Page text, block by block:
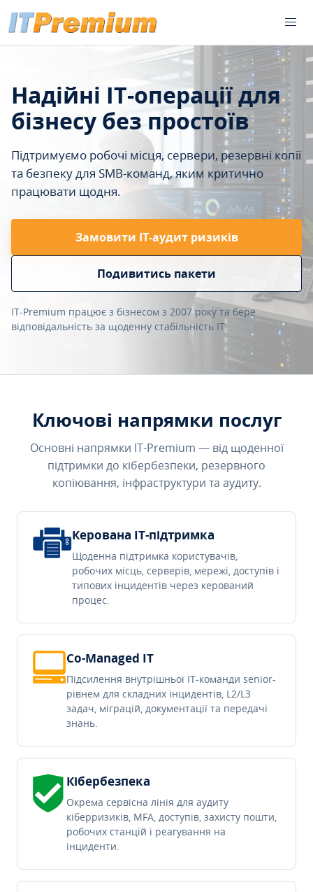
Надійні IT-операції для
бізнесу без простоїв
Підтримуємо робочі місця, сервери, резервні копії
та безпеку для SMB-команд, яким критично
працювати щодня.
Замовити ІТ-аудит ризиків
Подивитись пакети
IT-Premium працює з бізнесом з 2007 року та бере
відповідальність за щоденну стабільність IT.
Ключові напрямки послуг
Основні напрямки IT-Premium — від щоденної
підтримки до кібербезпеки, резервного
копіювання, інфраструктури та аудиту.
Керована IT-підтримка
Щоденна підтримка користувачів,
робочих місць, серверів, мережі, доступів і
типових інцидентів через керований
процес.
Co-Managed IT
Підсилення внутрішньої IT-команди senior-
рівнем для складних інцидентів, L2/L3
задач, міграцій, документації та передачі
знань.
Кібербезпека
Окрема сервісна лінія для аудиту
кіберризиків, MFA, доступів, захисту пошти,
робочих станцій і реагування на
інциденти.